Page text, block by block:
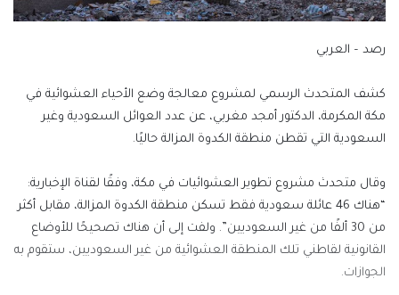
رصد – العربي
كشف المتحدث الرسمي لمشروع معالجة وضع الأحياء العشوائية في
مكة المكرمة، الدكتور أمجد مغربي، عن عدد العوائل السعودية وغير
السعودية التي تقطن منطقة الكدوة المزالة حاليًا.
وقال متحدث مشروع تطوير العشوائيات في مكة، وفقًا لقناة الإخبارية:
“هناك 46 عائلة سعودية فقط تسكن منطقة الكدوة المزالة، مقابل أكثر
من 30 ألفًا من غير السعوديين”. ولفت إلى أن هناك تصحيحًا للأوضاع
القانونية لقاطني تلك المنطقة العشوائية من غير السعوديين، ستقوم به
الجوازات.